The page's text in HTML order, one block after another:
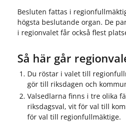
Besluten fattas i
högsta beslutande organ. De
i regionvalet får också flest
Så här går
Du röstar i valet till
gör till riksdagen och
Valsedlarna finns i tre olika
riksdagsval, vit för val till
för val till regionfullmäktige.